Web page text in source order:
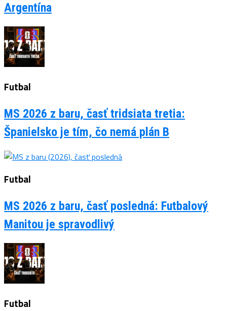
Argentína
Futbal
MS 2026 z baru, časť tridsiata tretia:
Španielsko je tím, čo nemá plán B
Futbal
MS 2026 z baru, časť posledná: Futbalový
Manitou je spravodlivý
Futbal